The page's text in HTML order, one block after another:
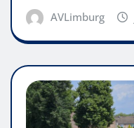
AVLimburg